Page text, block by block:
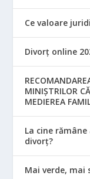
Ce valoare
Divorț online
MINIŞTRILOR
MEDIEREA
La cine
divorț?
Mai verde, mai